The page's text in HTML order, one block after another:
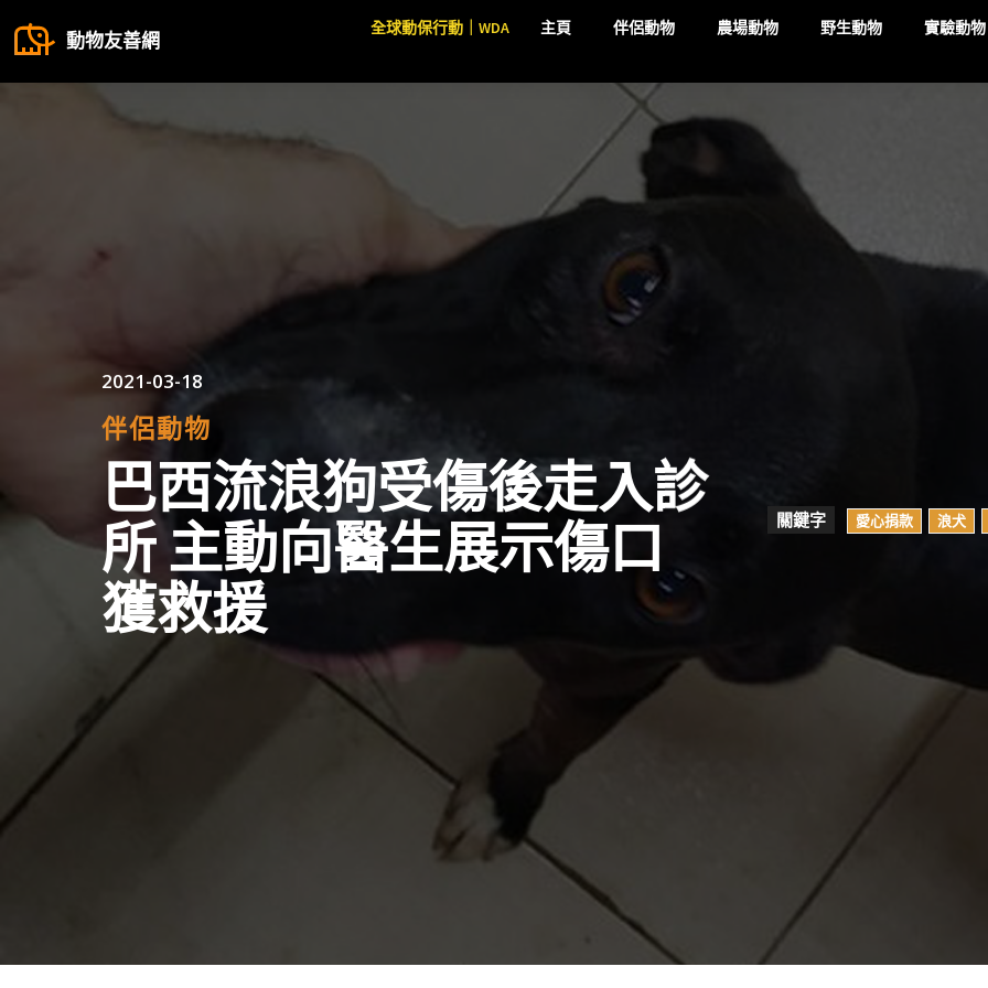
動物友善網
全球動保行動｜WDA 主頁 伴侶動物 農場動物 野生動物 實驗動物
2021-03-18
伴侶動物
巴西流浪狗受傷後走入診
所 主動向醫生展示傷口
獲救援
關鍵字 愛心捐款 浪犬